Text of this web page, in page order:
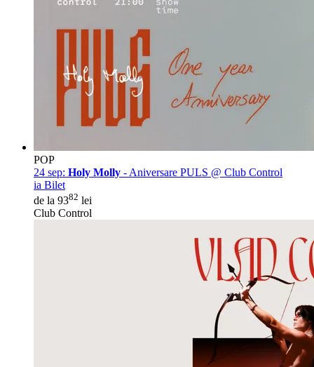
POP
24 sep: Holy Molly - Aniversare PULS @ Club Control
ia Bilet
de la 9382 lei
Club Control